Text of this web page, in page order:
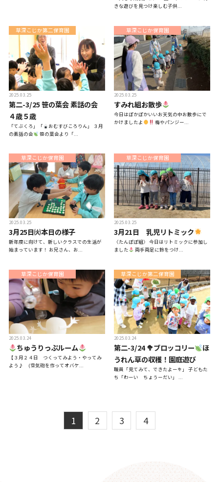
きな遊びを見つけ楽しむ子供...
草深こじか第二保育園
2025.03.25
第二-3/25 笹の葉会 素話の会
４歳５歳
「てぶくろ」「
おむすびころりん」 ３月
の素話の会
笹の葉会より「...
草深こじか保育園
2025.03.25
すみれ組お散歩
今日はぽかぽかいいお天気の中お散歩にで
かけましたよ
梅やパンジー...
草深こじか保育園
2025.03.25
3月25日㈫本日の様子
新年度に向けて、新しいクラスでの生活が
始まっています！ お兄さん、お...
草深こじか保育園
2025.03.25
3月21日 乳児リトミック
〈たんぽぽ組〉 今日はリトミックに参加し
ました
両手両足に鈴をつけ...
子育て支援
草深こじか保育園
2025.03.24
ちゅうりっぷルーム
【３月２４日 つくってみよう・やってみ
よう♪ (空気砲を作ってオバケ...
草深こじか第二保育園
2025.03.24
第二-3/24 🥦ブロッコリー
ほ
うれん草の収穫！園庭遊び
職員「見てみて、できたよー🥦」 子どもた
ち「わーい ちょうーだい」 ...
1 2 3 4